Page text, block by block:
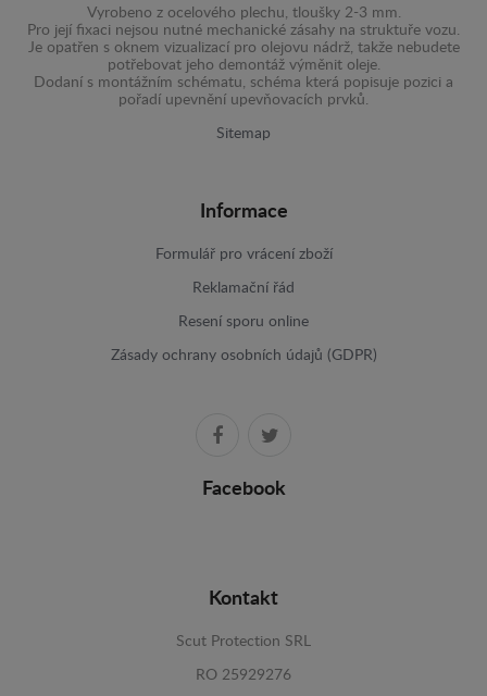
Vyrobeno z ocelového plechu, tloušky 2-3 mm.
Pro její fixaci nejsou nutné mechanické zásahy na struktuře vozu.
Je opatřen s oknem vizualizací pro olejovu nádrž, takže nebudete
potřebovat jeho demontáž výměnit oleje.
Dodaní s montážním schématu, schéma která popisuje pozici a
pořadí upevnění upevňovacích prvků.
Sitemap
Informace
Formulář pro vrácení zboží
Reklamační řád
Resení sporu online
Zásady ochrany osobních údajů (GDPR)
Facebook
Kontakt
Scut Protection SRL
RO 25929276